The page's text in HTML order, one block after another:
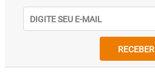
RECEBER